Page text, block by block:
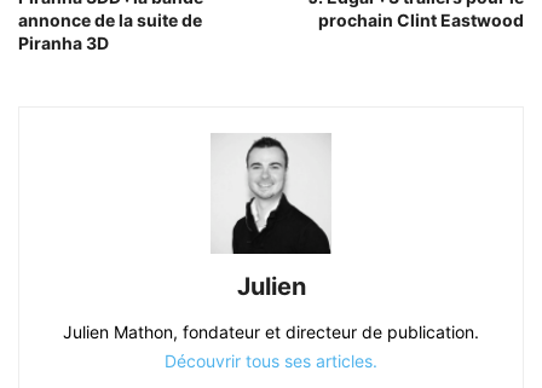
annonce de la suite de
Piranha 3D
prochain Clint Eastwood
Julien
Julien Mathon, fondateur et directeur de publication.
Découvrir tous ses articles.